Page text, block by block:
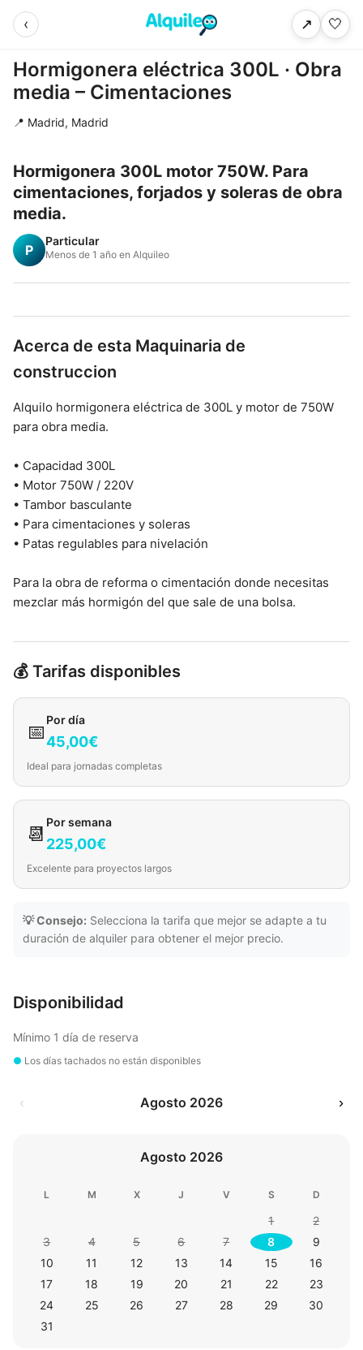
‹ ↗ 🤍
Hormigonera eléctrica 300L · Obra
media – Cimentaciones
📍 Madrid, Madrid
Hormigonera 300L motor 750W. Para
cimentaciones, forjados y soleras de obra
media.
P
Particular
Menos de 1 año en Alquileo
Acerca de esta Maquinaria de
construccion
Alquilo hormigonera eléctrica de 300L y motor de 750W
para obra media.
• Capacidad 300L
• Motor 750W / 220V
• Tambor basculante
• Para cimentaciones y soleras
• Patas regulables para nivelación
Para la obra de reforma o cimentación donde necesitas
mezclar más hormigón del que sale de una bolsa.
💰 Tarifas disponibles
📅
Por día
45,00€
Ideal para jornadas completas
📆
Por semana
225,00€
Excelente para proyectos largos
💡 Consejo: Selecciona la tarifa que mejor se adapte a tu
duración de alquiler para obtener el mejor precio.
Disponibilidad
Mínimo 1 día de reserva
● Los días tachados no están disponibles
‹ Agosto 2026 ›
Agosto 2026
L M X J V S D
1
2
3
4 5 6 7 8
9
10
11 12 13 14 15
16
17
18 19 20 21 22
23
24
25 26 27 28 29
30
31